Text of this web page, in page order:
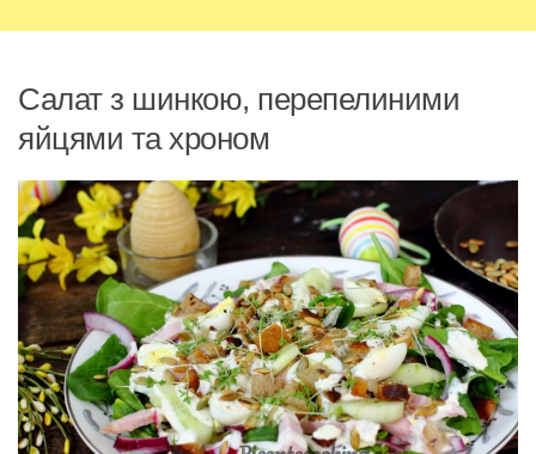
Салат з шинкою, перепелиними
яйцями та хроном